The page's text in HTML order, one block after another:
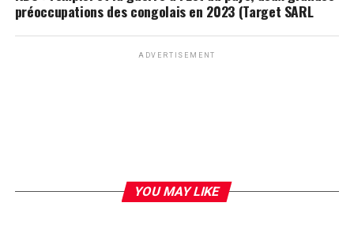
préoccupations des congolais en 2023 (Target SARL
ADVERTISEMENT
YOU MAY LIKE